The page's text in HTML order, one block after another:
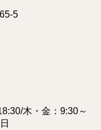
5
木・金：9:30～